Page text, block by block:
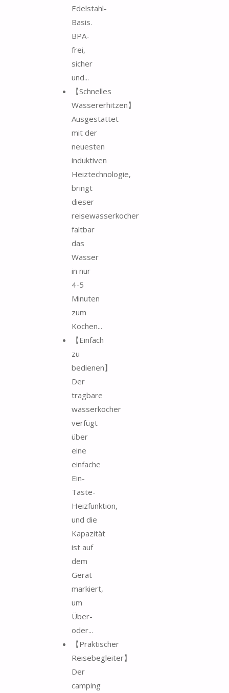
Edelstahl-
Basis.
BPA-
frei,
sicher
und...
【Schnelles
Wassererhitzen】
Ausgestattet
mit der
neuesten
induktiven
Heiztechnologie,
bringt
dieser
reisewasserkocher
faltbar
das
Wasser
in nur
4-5
Minuten
zum
Kochen...
【Einfach
zu
bedienen】
Der
tragbare
wasserkocher
verfügt
über
eine
einfache
Ein-
Taste-
Heizfunktion,
und die
Kapazität
ist auf
dem
Gerät
markiert,
um
Über-
oder...
【Praktischer
Reisebegleiter】
Der
camping